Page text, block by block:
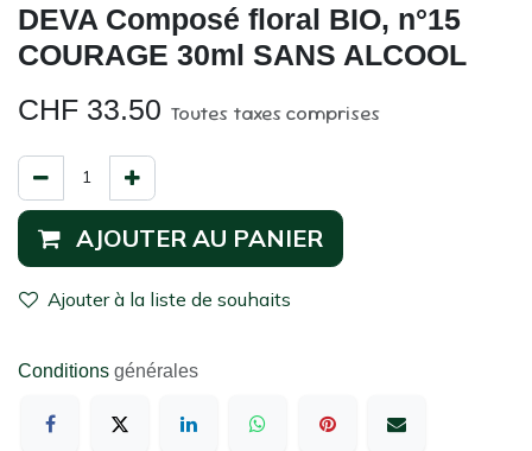
DEVA Composé floral BIO, n°15
COURAGE 30ml SANS ALCOOL
CHF 33.50 Toutes taxes comprises
AJOUTER AU PANIER
Ajouter à la liste de souhaits
Conditions générales